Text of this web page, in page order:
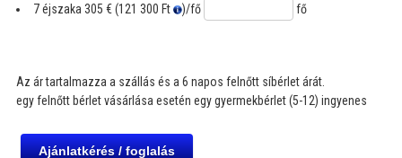
7 éjszaka 305 € (121 300 Ft )/fő fő
Az ár tartalmazza a szállás és a 6 napos felnőtt síbérlet árát.
egy felnőtt bérlet vásárlása esetén egy gyermekbérlet (5-12) ingyenes